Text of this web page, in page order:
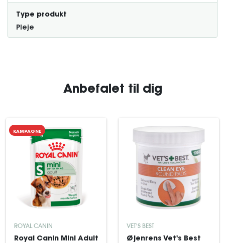
Type produkt
Pleje
Anbefalet til dig
KAMPAGNE
ROYAL CANIN
Royal Canin Mini Adult
VET'S BEST
Øjenrens Vet's Best